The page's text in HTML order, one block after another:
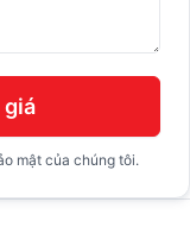
giá
mật của chúng tôi.